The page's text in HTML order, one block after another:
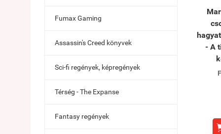
Fumax Gaming
Assassin's Creed könyvek
Sci-fi regények, képregények
Térség - The Expanse
Fantasy regények
- A